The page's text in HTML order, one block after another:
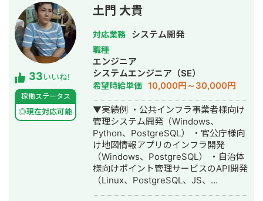
で、作業量が少なく済み、その分コス
トを抑えることができます。 ★他の
Googleサービスとの連携ができるので
自由度が高い Google WorkSpace間の
連携ができるので、用途に合わせて自
由度高くシステムを作ることができま
す。 GAS、Appsheetの経験が豊富な
私に開発をお任せ頂ければ、御社の業
務の効率化に貢献することが可能で
す。是非宜しくお願い致します。 【無
料ヒアリング】 ★無料ヒアリング予約
フォーム★
https://forms.gle/f7DVaUkwYAMdyMxf7
33いいね!
稼働ステータス
◎現在対応可能
土門 大貴
対応業務 システム開発
職種
エンジニア
システムエンジニア（SE）
希望時給単価 10,000円～30,000円
▼実績例 ・公共インフラ事業者様向け
管理システム開発（Windows、
Python、PostgreSQL） ・官公庁様向
け地図情報アプリのインフラ開発
（Windows、PostgreSQL） ・自治体
様向けポイント管理サービスのAPI開発
（Linux、PostgreSQL、JS、